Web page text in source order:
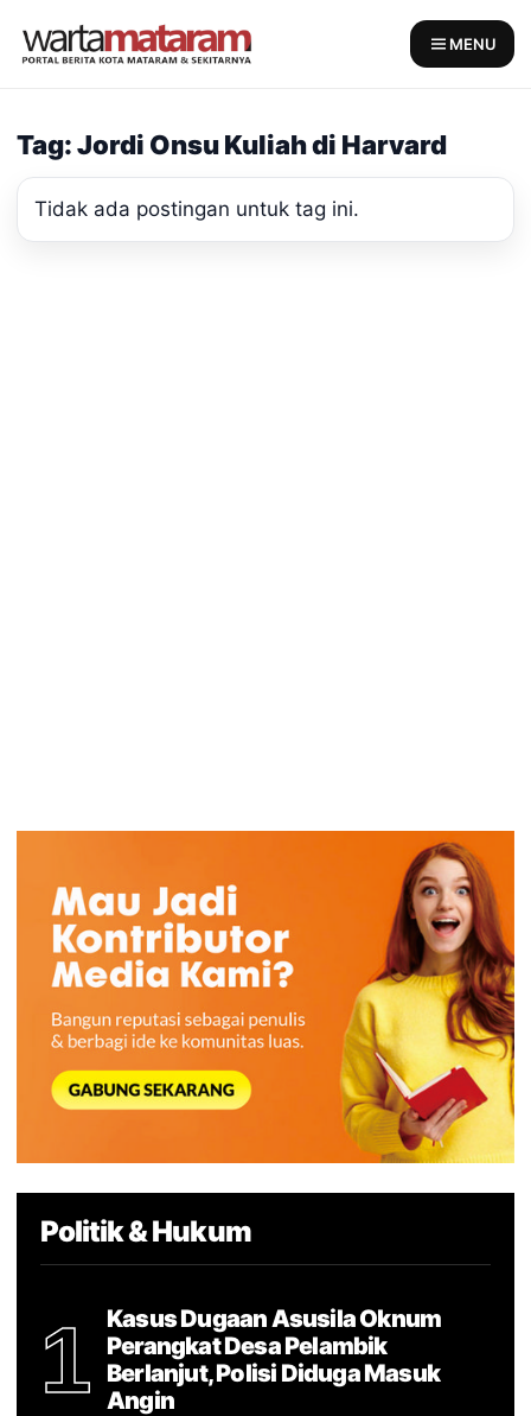
MENU
Tag: Jordi Onsu Kuliah di Harvard
Tidak ada postingan untuk tag ini.
Politik & Hukum
1
Kasus Dugaan Asusila Oknum
Perangkat Desa Pelambik
Berlanjut, Polisi Diduga Masuk
Angin